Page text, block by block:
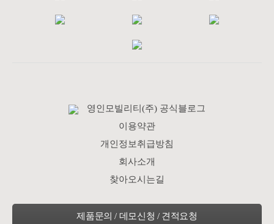
영인모빌리티(주) 공식블로그
이용약관
개인정보취급방침
회사소개
찾아오시는길